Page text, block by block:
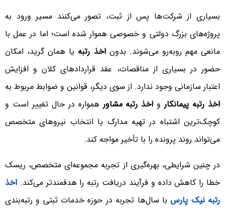
بسیاری از شرکت‌ها پس از ثبت، تصور می‌کنند مسیر ورود به
پروژه‌های بزرگ دولتی و خصوصی هموار شده است؛ اما در عمل با
مانعی مهم روبه‌رو می‌شوند. بدوناخذ رتبه یا همان گرید، امکان
حضور در بسیاری از مناقصات، عقد قراردادهای کلان و افزایش
اعتبار سازمانی وجود ندارد. از سوی دیگر، قوانین و ضوابط مربوط به
اخذ رتبه پیمانکارو اخذ رتبه مشاورهمواره در حال تغییر است و
کوچک‌ترین اشتباه در تهیه مدارک یا انتخاب نیروهای متخصص
می‌تواند روند پرونده را با تأخیر مواجه کند.
در چنین شرایطی، بهره‌گیری از تجربه مجموعه‌ای متخصص، ریسک
خطا را کاهش داده و فرآیند دریافت رتبه را هدفمندتر می‌کند. اخذ
رتبه نیک پارسبا سال‌ها تجربه در حوزه خدمات ثبتی و رتبه‌بندی